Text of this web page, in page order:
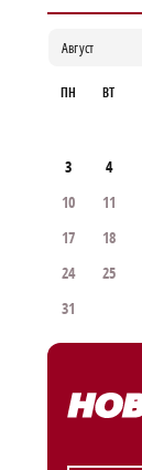
ПН ВТ
3
4
10
11
17
18
24
25
31